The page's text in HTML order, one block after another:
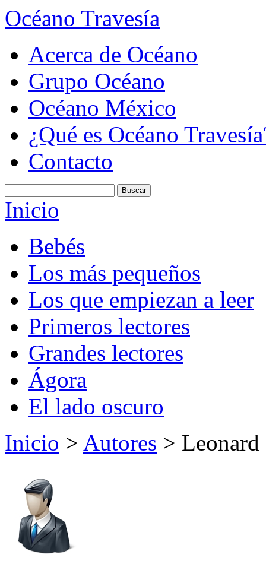
Océano Travesía
Acerca de Océano
Grupo Océano
Océano México
¿Qué es Océano
Contacto
Inicio
Bebés
Los más pequeños
Los que empiezan a leer
Primeros lectores
Grandes lectores
Ágora
El lado oscuro
Inicio > Autores >